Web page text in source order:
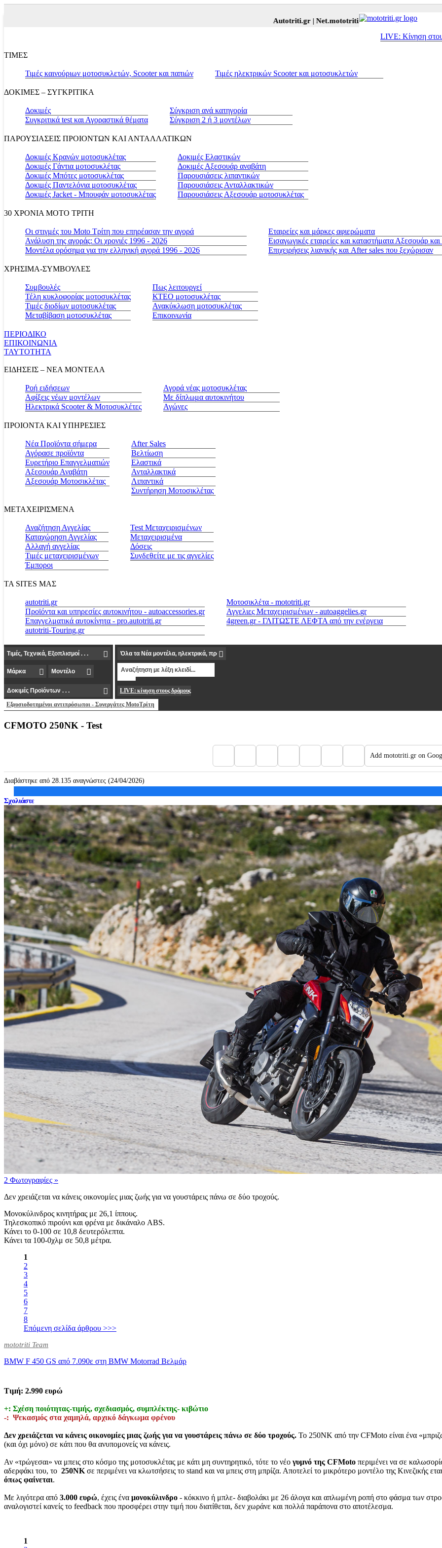
Autotriti.gr |Net.mototriti.gr |Προϊόντα & Υπηρεσίες |
LIVE: Κίνηση
ΤΙΜΕΣ
Τιμές καινούριων μοτοσυκλετών, Scooter και παπιών Τιμές ηλεκτρικών Scooter και μοτοσυκλετών
ΔΟΚΙΜΕΣ – ΣΥΓΚΡΙΤΙΚΑ
Δοκιμές
Συγκριτικά test και Αγοραστικά θέματα
Σύγκριση ανά κατηγορία
Σύγκριση 2 ή 3 μοντέλων
ΠΑΡΟΥΣΙΑΣΕΙΣ ΠΡΟΙΟΝΤΩΝ ΚΑΙ ΑΝΤΑΛΛΑΤΙΚΩΝ
Δοκιμές Κρανών μοτοσυκλέτας
Δοκιμές Γάντια μοτοσυκλέτας
Δοκιμές Μπότες μοτοσυκλέτας
Δοκιμές Παντελόνια μοτοσυκλέτας
Δοκιμές Jacket - Μπουφάν μοτοσυκλέτας
Δοκιμές Ελαστικών
Δοκιμές Αξεσουάρ αναβάτη
Παρουσιάσεις λιπαντικών
Παρουσιάσεις Ανταλλακτικών
Παρουσιάσεις Αξεσουάρ μοτοσυκλέτας
30 ΧΡΟΝΙΑ MOTO ΤΡΙΤΗ
Οι στιγμές του Moto Τρίτη που επηρέασαν την αγορά
Ανάλυση της αγοράς: Οι χρονιές 1996 - 2026
Μοντέλα ορόσημα για την ελληνική αγορά 1996 - 2026
Εταιρείες και μάρκες αφιερώματα
Εισαγωγικές εταιρείες και καταστήματα Αξεσουάρ
Επιχειρήσεις λιανικής και After sales που ξεχώρισαν
ΧΡΗΣΙΜΑ-ΣΥΜΒΟΥΛΕΣ
Συμβουλές
Τέλη κυκλοφορίας μοτοσυκλέτας
Τιμές διοδίων μοτοσυκλέτας
Μεταβίβαση μοτοσυκλέτας
Πως λειτουργεί
ΚΤΕΟ μοτοσυκλέτας
Ανακύκλωση μοτοσυκλέτας
Επικοινωνία
ΠΕΡΙΟΔΙΚΟ
ΕΠΙΚΟΙΝΩΝΙΑ
ΤΑΥΤΟΤΗΤΑ
ΕΙΔΗΣΕΙΣ – ΝΕΑ ΜΟΝΤΕΛΑ
Ροή ειδήσεων
Αφίξεις νέων μοντέλων
Ηλεκτρικά Scooter & Μοτοσυκλέτες
Αγορά νέας μοτοσυκλέτας
Με δίπλωμα αυτοκινήτου
Αγώνες
ΠΡΟΙΟΝΤΑ ΚΑΙ ΥΠΗΡΕΣΙΕΣ
Νέα Προϊόντα σήμερα
Αγόρασε προϊόντα
Ευρετήριο Επαγγελματιών
Αξεσουάρ Αναβάτη
Αξεσουάρ Μοτοσικλέτας
Αfter Sales
Βελτίωση
Ελαστικά
Ανταλλακτικά
Λιπαντικά
Συντήρηση Μοτοσικλέτας
ΜΕΤΑΧΕΙΡΙΣΜΕΝΑ
Αναζήτηση Αγγελίας
Καταχώρηση Αγγελίας
Αλλαγή αγγελίας
Τιμές μεταχειρισμένων
Έμποροι
Test Μεταχειρισμένων
Μεταχειρισμένα
Δόσεις
Συνδεθείτε με τις αγγελίες
ΤΑ SITES ΜΑΣ
autotriti.gr
Προϊόντα και υπηρεσίες αυτοκινήτου - autoaccessories.gr
Επαγγελματικά αυτοκίνητα - pro.autotriti.gr
autotriti-Touring.gr
Μοτοσικλέτα - mototriti.gr
Αγγελιες Μεταχειρισμένων - autoaggelies.gr
4green.gr - ΓΛΙΤΩΣΤΕ ΛΕΦΤΑ από την ενέργεια
LIVE: κίνηση στους δρόμους
Εξουσιοδοτημένοι αντιπρόσωποι - Συνεργάτες MotoΤρίτη
CFMOTO 250NK - Test
Add mototriti.gr on
Διαβάστηκε από 28.135 αναγνώστες (24/04/2026)
Σχολιάστε
2 Φωτογραφίες »
Δεν χρειάζεται να κάνεις οικονομίες μιας ζωής για να γουστάρεις πάνω σε δύο τροχούς.
Μονοκύλινδρος κινητήρας με 26,1 ίππους.
Τηλεσκοπικό πιρούνι και φρένα με δικάναλο ABS.
Κάνει το 0-100 σε 10,8 δευτερόλεπτα.
Κάνει τα 100-0χλμ σε 50,8 μέτρα.
1
2
3
4
5
6
7
8
Επόμενη σελίδα άρθρου >>>
mototriti Team
BMW F 450 GS από 7.090ε στη BMW Motorrad Βελμάρ
Τιμή: 2.990 ευρώ
+: Σχέση ποιότητας-τιμής, σχεδιασμός, συμπλέκτης- κιβώτιο
-: Ψεκασμός στα χαμηλά, αρχικό δάγκωμα φρένου
Δεν χρειάζεται να κάνεις οικονομίες μιας ζωής για να γουστάρεις πάνω σε δύο τροχούς. Το 250NK από την CFMoto είναι ένα
(και όχι μόνο) σε κάτι που θα ανυπομονείς να κάνεις.
Αν «τρώγεσαι» να μπεις στο κόσμο της μοτοσυκλέτας με κάτι μη συντηρητικό, τότε το νέο γυμνό της CFMoto περιμένει να σε
αδερφάκι του, το 250NKσε περιμένει να κλωτσήσεις το stand και να μπεις στη μπρίζα. Αποτελεί το μικρότερο μοντέλο της Κινεζικής
όπως φαίνεται.
Mε λιγότερα από 3.000 ευρώ, έχεις ένα μονοκύλινδρο - κόκκινο ή μπλε- διαβολάκι με 26 άλογα και απλωμένη ροπή στο φάσμα των
αναλογιστεί κανείς το feedback που προσφέρει στην τιμή που διατίθεται, δεν χωράνε και πολλά παράπονα στο αποτέλεσμα.
1